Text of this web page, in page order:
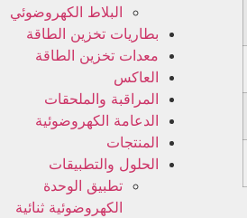
البلاط الكهروضوئي
بطاريات تخزين الطاقة
معدات تخزين الطاقة
العاكس
المراقبة والملحقات
الدعامة الكهروضوئية
المنتجات
الحلول والتطبيقات
تطبيق الوحدة
الكهروضوئية ثنائية